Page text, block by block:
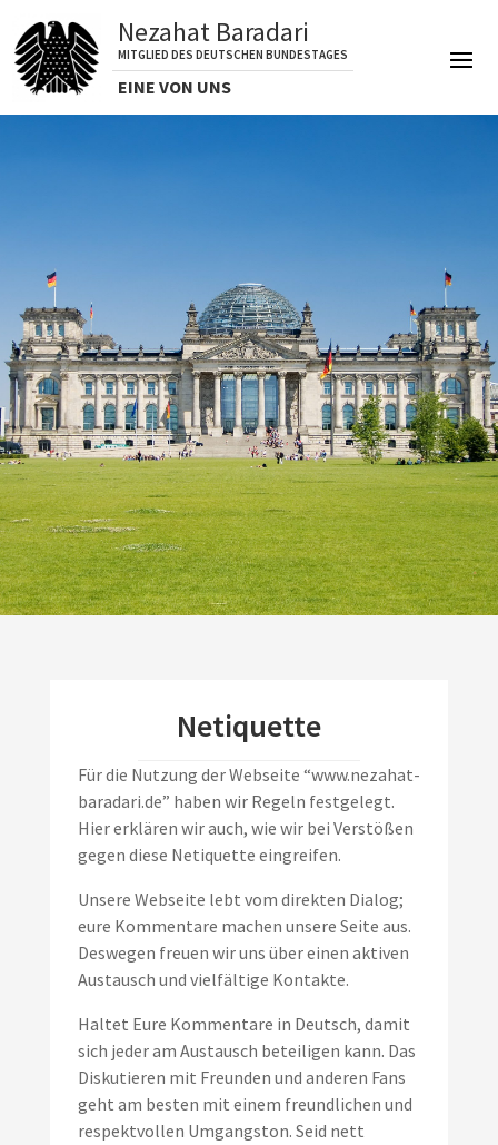
Nezahat Baradari
MITGLIED DES DEUTSCHEN BUNDESTAGES
EINE VON UNS
Netiquette
Für die Nutzung der Webseite “www.nezahat-
baradari.de” haben wir Regeln festgelegt.
Hier erklären wir auch, wie wir bei Verstößen
gegen diese Netiquette eingreifen.
Unsere Webseite lebt vom direkten Dialog;
eure Kommentare machen unsere Seite aus.
Deswegen freuen wir uns über einen aktiven
Austausch und vielfältige Kontakte.
Haltet Eure Kommentare in Deutsch, damit
sich jeder am Austausch beteiligen kann. Das
Diskutieren mit Freunden und anderen Fans
geht am besten mit einem freundlichen und
respektvollen Umgangston. Seid nett